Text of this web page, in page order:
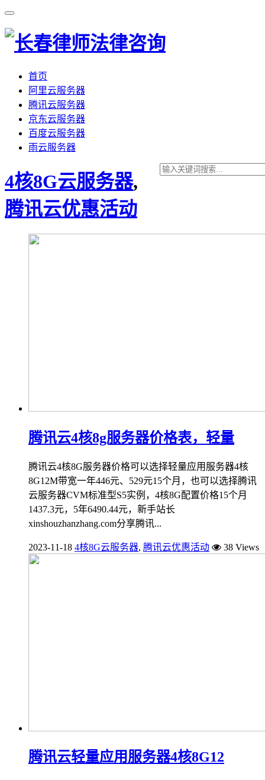
首页
阿里云服务器
腾讯云服务器
京东云服务器
百度云服务器
雨云服务器
4核8G云服务器,
腾讯云优惠活动
腾讯云4核8g服务器价格表，轻量
腾讯云4核8G服务器价格可以选择轻量应用服务器4核
8G12M带宽一年446元、529元15个月，也可以选择腾讯
云服务器CVM标准型S5实例，4核8G配置价格15个月
1437.3元，5年6490.44元，新手站长
xinshouzhanzhang.com分享腾讯...
2023-11-18 4核8G云服务器, 腾讯云优惠活动 38 Views
腾讯云轻量应用服务器4核8G12